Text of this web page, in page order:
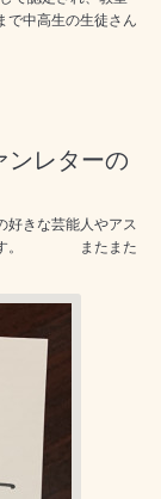
で中高生の生徒さん
ンレターの
好きな芸能人やアス
ます。 またまた